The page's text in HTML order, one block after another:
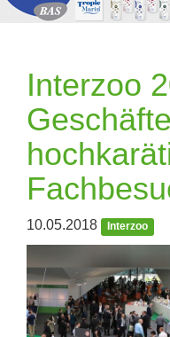
Interzoo
10.05.2018 Interzoo